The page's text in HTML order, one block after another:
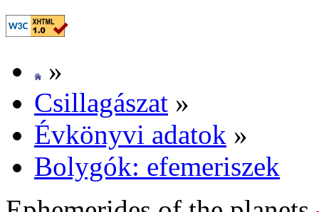
»
Csil­la­gá­szat »
Év­köny­vi ada­tok »
Boly­gók: efe­me­ri­szek